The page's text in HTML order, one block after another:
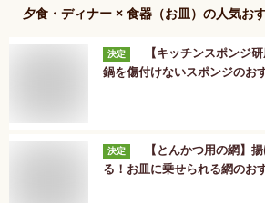
夕食・ディナー × 食器（お皿） の人気お
決定
【キッチンスポンジ
鍋を傷付けないスポンジのお
決定
【とんかつ用の網】
る！お皿に乗せられる網のお